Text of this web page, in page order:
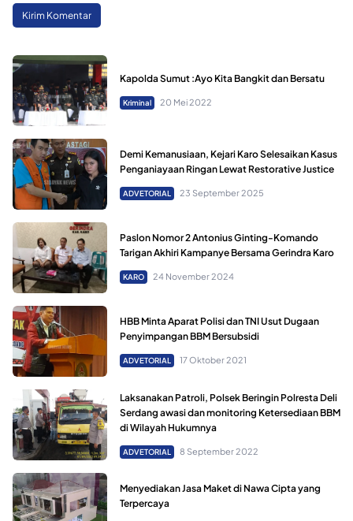
Kapolda Sumut :Ayo Kita Bangkit dan Bersatu
Kriminal 20 Mei 2022
Demi Kemanusiaan, Kejari Karo Selesaikan Kasus
Penganiayaan Ringan Lewat Restorative Justice
ADVETORIAL 23 September 2025
Paslon Nomor 2 Antonius Ginting-Komando
Tarigan Akhiri Kampanye Bersama Gerindra Karo
KARO 24 November 2024
HBB Minta Aparat Polisi dan TNI Usut Dugaan
Penyimpangan BBM Bersubsidi
ADVETORIAL 17 Oktober 2021
Laksanakan Patroli, Polsek Beringin Polresta Deli
Serdang awasi dan monitoring Ketersediaan BBM
di Wilayah Hukumnya
ADVETORIAL 8 September 2022
Menyediakan Jasa Maket di Nawa Cipta yang
Terpercaya